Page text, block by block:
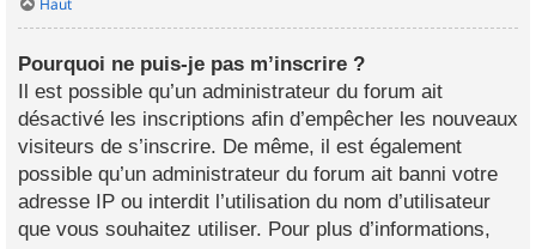
Pourquoi ne puis-je pas m’inscrire ?
Il est possible qu’un administrateur du forum ait
désactivé les inscriptions afin d’empêcher les nouveaux
visiteurs de s’inscrire. De même, il est également
possible qu’un administrateur du forum ait banni votre
adresse IP ou interdit l’utilisation du nom d’utilisateur
que vous souhaitez utiliser. Pour plus d’informations,